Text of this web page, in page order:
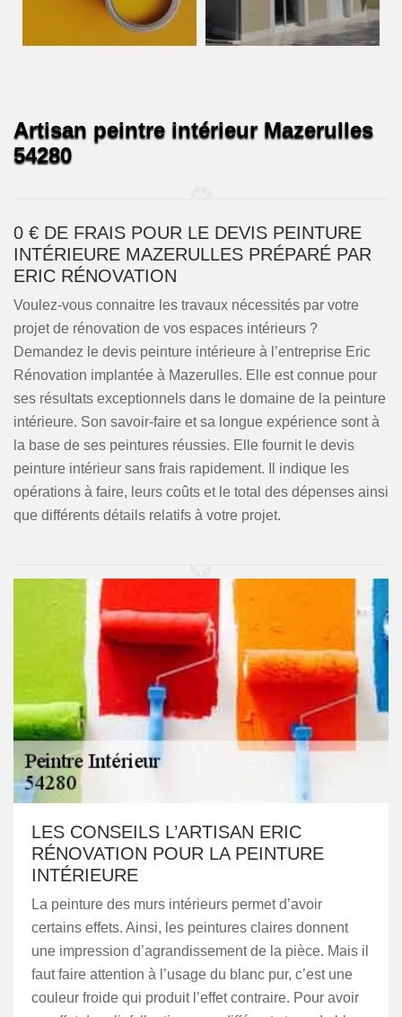
Artisan peintre intérieur Mazerulles
54280
0 € DE FRAIS POUR LE DEVIS PEINTURE
INTÉRIEURE MAZERULLES PRÉPARÉ PAR
ERIC RÉNOVATION
Voulez-vous connaitre les travaux nécessités par votre
projet de rénovation de vos espaces intérieurs ?
Demandez le devis peinture intérieure à l’entreprise Eric
Rénovation implantée à Mazerulles. Elle est connue pour
ses résultats exceptionnels dans le domaine de la peinture
intérieure. Son savoir-faire et sa longue expérience sont à
la base de ses peintures réussies. Elle fournit le devis
peinture intérieur sans frais rapidement. Il indique les
opérations à faire, leurs coûts et le total des dépenses ainsi
que différents détails relatifs à votre projet.
LES CONSEILS L’ARTISAN ERIC
RÉNOVATION POUR LA PEINTURE
INTÉRIEURE
La peinture des murs intérieurs permet d’avoir
certains effets. Ainsi, les peintures claires donnent
une impression d’agrandissement de la pièce. Mais il
faut faire attention à l’usage du blanc pur, c’est une
couleur froide qui produit l’effet contraire. Pour avoir